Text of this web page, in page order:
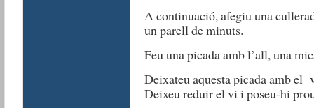
A continuació, afegiu una
un parell de minuts.
Feu una picada amb l’all, una
Deixateu aquesta picada amb el
Deixeu reduir el vi i poseu-hi